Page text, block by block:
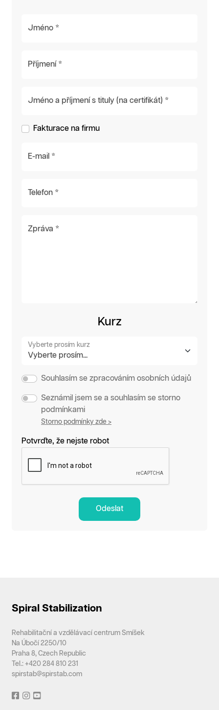
Jméno *
Příjmení *
Jméno a příjmení s tituly (na certifikát) *
Fakturace na firmu
E-mail *
Telefon *
Zpráva *
Kurz
Vyberte prosím kurz
Souhlasím se zpracováním osobních údajů
Seznámil jsem se a souhlasím se storno
podmínkami
Storno podmínky zde >
Potvrďte, že nejste robot
Odeslat
Spiral Stabilization
Rehabilitační a vzdělávací centrum Smíšek
Na Úbočí 2250/10
Praha 8, Czech Republic
Tel.: +420 284 810 231
spirstab@spirstab.com